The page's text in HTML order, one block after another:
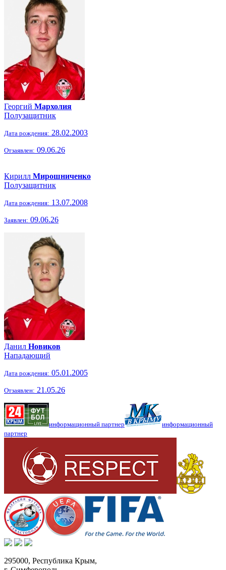
Георгий Мархолия
Полузащитник
Дата рождения: 28.02.2003
Отзаявлен: 09.06.26
Кирилл Мирошниченко
Полузащитник
Дата рождения: 13.07.2008
Заявлен: 09.06.26
Данил Новиков
Нападающий
Дата рождения: 05.01.2005
Отзаявлен: 21.05.26
информационный партнер
информационный
партнер
295000, Республика Крым,